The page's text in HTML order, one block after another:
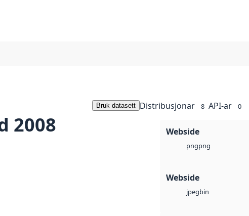
2008
Bruk datasett Distribusjonar 8 API-ar 0
Webside
pngpng
Webside
jpegbin